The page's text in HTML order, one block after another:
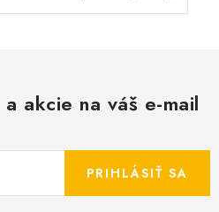
akcie na váš e-mail
PRIHLÁSIŤ SA